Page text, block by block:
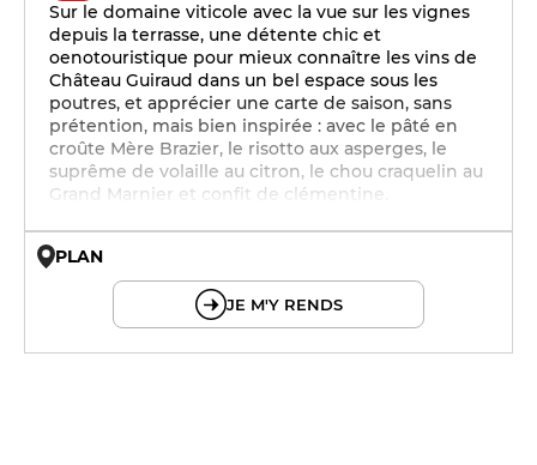
Sur le domaine viticole avec la vue sur les vignes
depuis la terrasse, une détente chic et
oenotouristique pour mieux connaître les vins de
Château Guiraud dans un bel espace sous les
poutres, et apprécier une carte de saison, sans
prétention, mais bien inspirée : avec le pâté en
croûte Mère Brazier, le risotto aux asperges, le
suprême de volaille au citron, le chou craquelin au
Grand Marnier et confit de clémentine.
PLAN
JE M'Y RENDS